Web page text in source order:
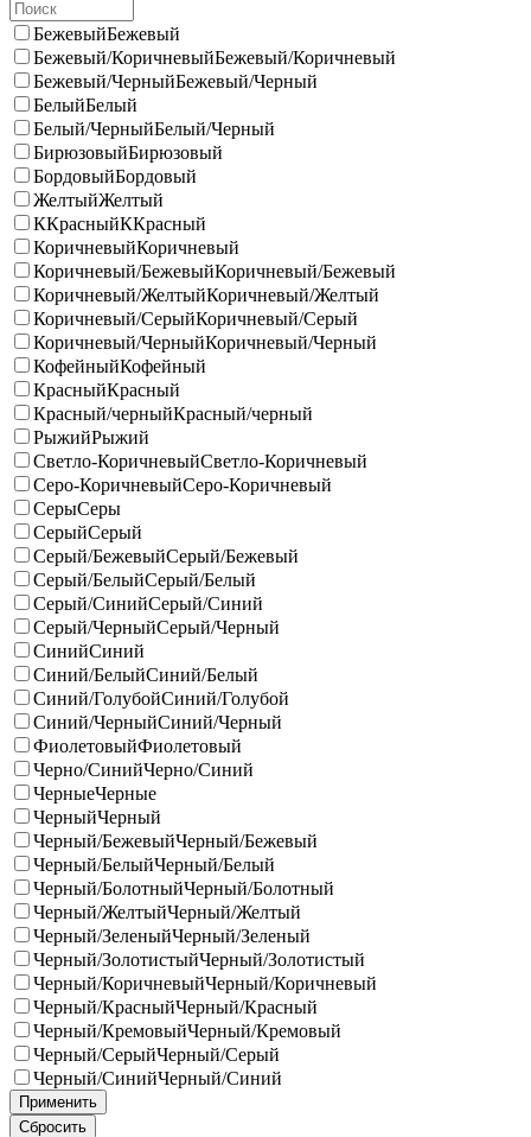
БежевыйБежевый
Бежевый/КоричневыйБежевый/Коричневый
Бежевый/ЧерныйБежевый/Черный
БелыйБелый
Белый/ЧерныйБелый/Черный
БирюзовыйБирюзовый
БордовыйБордовый
ЖелтыйЖелтый
ККрасныйККрасный
КоричневыйКоричневый
Коричневый/БежевыйКоричневый/Бежевый
Коричневый/ЖелтыйКоричневый/Желтый
Коричневый/СерыйКоричневый/Серый
Коричневый/ЧерныйКоричневый/Черный
КофейныйКофейный
КрасныйКрасный
Красный/черныйКрасный/черный
РыжийРыжий
Светло-КоричневыйСветло-Коричневый
Серо-КоричневыйСеро-Коричневый
СерыСеры
СерыйСерый
Серый/БежевыйСерый/Бежевый
Серый/БелыйСерый/Белый
Серый/СинийСерый/Синий
Серый/ЧерныйСерый/Черный
СинийСиний
Синий/БелыйСиний/Белый
Синий/ГолубойСиний/Голубой
Синий/ЧерныйСиний/Черный
ФиолетовыйФиолетовый
Черно/СинийЧерно/Синий
ЧерныеЧерные
ЧерныйЧерный
Черный/БежевыйЧерный/Бежевый
Черный/БелыйЧерный/Белый
Черный/БолотныйЧерный/Болотный
Черный/ЖелтыйЧерный/Желтый
Черный/ЗеленыйЧерный/Зеленый
Черный/ЗолотистыйЧерный/Золотистый
Черный/КоричневыйЧерный/Коричневый
Черный/КрасныйЧерный/Красный
Черный/КремовыйЧерный/Кремовый
Черный/СерыйЧерный/Серый
Черный/СинийЧерный/Синий